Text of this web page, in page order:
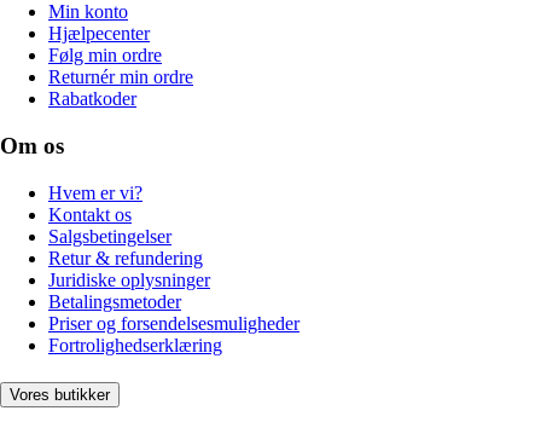
Min konto
Hjælpecenter
Følg min ordre
Returnér min ordre
Rabatkoder
Om os
Hvem er vi?
Kontakt os
Salgsbetingelser
Retur & refundering
Juridiske oplysninger
Betalingsmetoder
Priser og forsendelsesmuligheder
Fortrolighedserklæring
Vores butikker